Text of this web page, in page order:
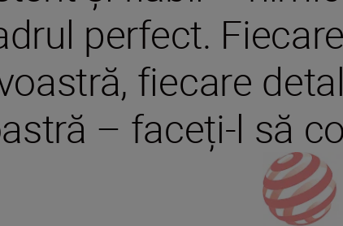
perfect.
fiecare
– faceți-l să